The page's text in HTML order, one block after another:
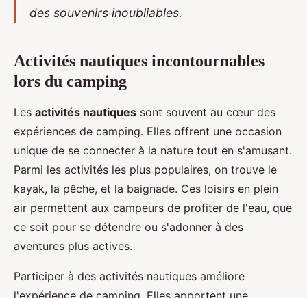
des souvenirs inoubliables.
Activités nautiques incontournables
lors du camping
Les activités nautiques sont souvent au cœur des
expériences de camping. Elles offrent une occasion
unique de se connecter à la nature tout en s'amusant.
Parmi les activités les plus populaires, on trouve le
kayak, la pêche, et la baignade. Ces loisirs en plein
air permettent aux campeurs de profiter de l'eau, que
ce soit pour se détendre ou s'adonner à des
aventures plus actives.
Participer à des activités nautiques améliore